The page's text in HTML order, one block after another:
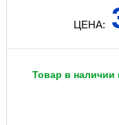
ЦЕНА:
Товар в наличии